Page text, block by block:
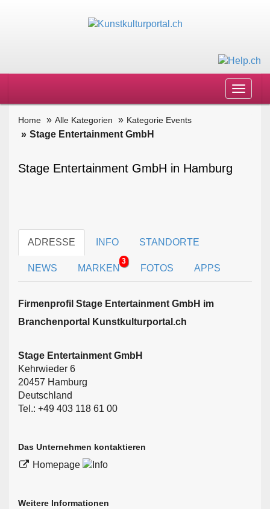
Toggle
Home Alle Kategorien Kategorie Events
Stage Entertainment GmbH
Stage Entertainment GmbH in Hamburg
ADRESSE INFO STANDORTE
NEWS MARKEN
3
FOTOS APPS
Firmen­profil Stage Entertainment GmbH im
Branchen­portal Kunstkulturportal.ch
Stage Entertainment GmbH
Kehrwieder 6
20457 Hamburg
Deutschland
Tel.: +49 403 118 61 00
Das Unternehmen kontaktieren
Homepage
Weitere Informationen